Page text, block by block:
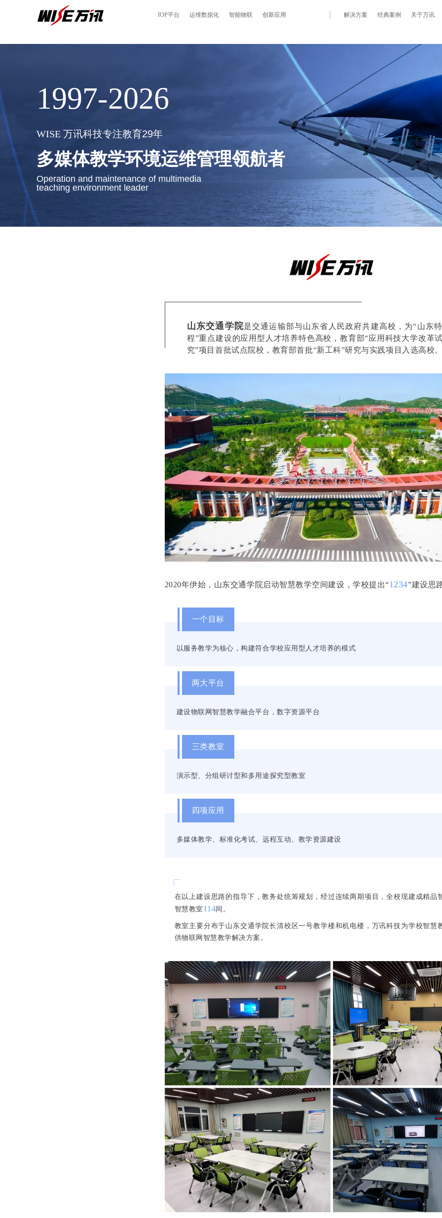
IOP平台 运维数据化 智能物联 创新应用 解决方案 经典案例 关于万讯
山东交通学院是交通运输部与山东省人民政府共建高校，为“山东
程”重点建设的应用型人才培养特色高校，教育部“应用科技大学改革
究”项目首批试点院校，教育部首批“新工科”研究与实践项目入选高校
2020年伊始，山东交通学院启动智慧教学空间建设，学校提出“1234”建设思
一个目标
以服务教学为核心，构建符合学校应用型人才培养的模式
两大平台
建设物联网智慧教学融合平台，数字资源平台
三类教室
演示型、分组研讨型和多用途探究型教室
四项应用
多媒体教学、标准化考试、远程互动、教学资源建设
在以上建设思路的指导下，教务处统筹规划，经过连续两期项目，全校现建成精品
智慧教室 114间。
教室主要分布于山东交通学院长清校区一号教学楼和机电楼，万讯科技为学校智慧
供物联网智慧教学解决方案。
1997-2026
WISE 万讯科技专注教育29年
多媒体教学环境运维管理领航者
Operation and maintenance of multimedia
teaching environment leader